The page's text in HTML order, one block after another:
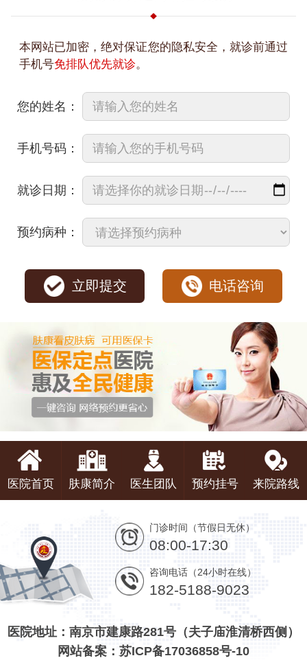
本网站已加密，绝对保证您的隐私安全，就诊前通过
手机号免排队优先就诊。
您的姓名：
手机号码：
就诊日期：
预约病种：
立即提交 电话咨询
医院首页 肤康简介 医生团队 预约挂号 来院路线
门诊时间（节假日无休）
08:00-17:30
咨询电话（24小时在线）
182-5188-9023
医院地址：南京市建康路281号（夫子庙淮清桥西侧）
网站备案：苏ICP备17036858号-10